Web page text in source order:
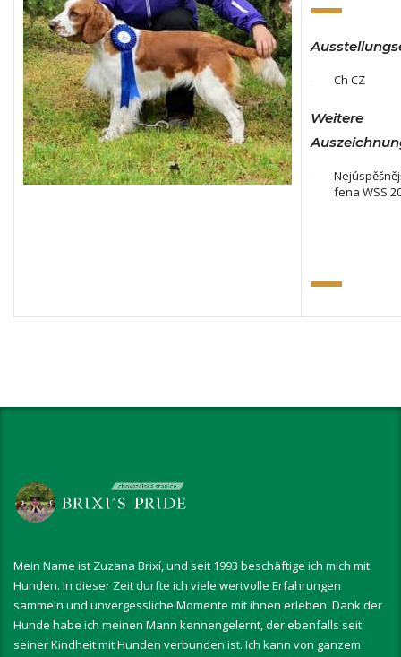
Ch CZ
Weitere
fena WSS
Mein Name ist Zuzana Brixí, und seit 1993 beschäftige ich mich mit
Hunden. In dieser Zeit durfte ich viele wertvolle Erfahrungen
sammeln und unvergessliche Momente mit ihnen erleben. Dank der
Hunde habe ich meinen Mann kennengelernt, der ebenfalls seit
seiner Kindheit mit Hunden verbunden ist. Ich kann von ganzem